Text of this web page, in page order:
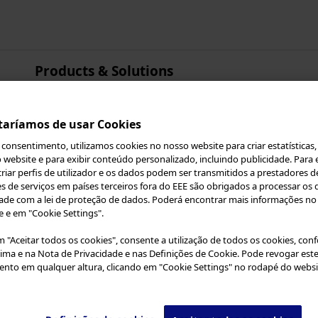
Products & Solutions
Asia Pacific
China
Hong Kong
India
Japan
Korea
Malaysia
New Zealand
Olympus
usoe o seguinte cuidadosamente antes de
a profissionais de saúde. Você não tem
site se não for um profissional de saúde.
de usar Cookies
utilizamos cookies no nosso website para criar
website e para exibir conteúdo personalizado, incluindo publicidade. Para
perfis de utilizador e os dados podem ser transmitidos a prestadores
de serviços em países terceiros fora do EEE são obrigados a processar os
com a lei de proteção de dados. Poderá encontrar mais informações
e em "Cookie Settings".
"Aceitar todos os cookies", consente a utilização de todos os cookies,
e na Nota de Privacidade e nas Definições de Cookie. Pode revogar este
em qualquer altura, clicando em "Cookie Settings" no rodapé do